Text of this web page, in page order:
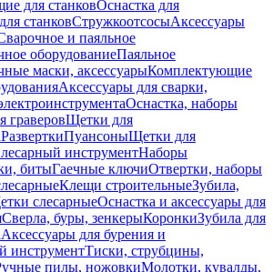
для станковОснастка для
станковСтружкоотсосыАксессуары
и паяльное
оборудованиеПаяльное
маски, аксессуарыКомплектующие
Аксессуары для сварки,
Оснастка, наборы
граверовЩетки для
РазверткиПуансоныЩетки для
инструментНаборы
битыГаечные ключиОтвертки, наборы
Клещи строительныеЗубила,
слесарныеОснастка и аксессуары для
Сверла, буры, зенкерыКоронкиЗубила для
Аксессуары для бурения и
инструментТиски, струбцины,
пилы, ножовкиМолотки, кувалды,